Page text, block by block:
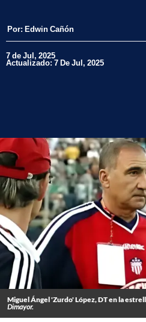
Por: Edwin Cañón
7 de Jul, 2025
Actualizado: 7 De Jul, 2025
Miguel Ángel 'Zurdo' López, DT en la
Dimayor.